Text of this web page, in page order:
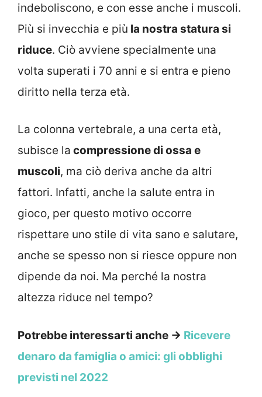
indeboliscono, e con esse anche i muscoli.
Più si invecchia e più la nostra statura si
riduce. Ciò avviene specialmente una
volta superati i 70 anni e si entra e pieno
diritto nella terza età.
La colonna vertebrale, a una certa età,
subisce la compressione di ossa e
muscoli, ma ciò deriva anche da altri
fattori. Infatti, anche la salute entra in
gioco, per questo motivo occorre
rispettare uno stile di vita sano e salutare,
anche se spesso non si riesce oppure non
dipende da noi. Ma perché la nostra
altezza riduce nel tempo?
Potrebbe interessarti anche → Ricevere
denaro da famiglia o amici: gli obblighi
previsti nel 2022